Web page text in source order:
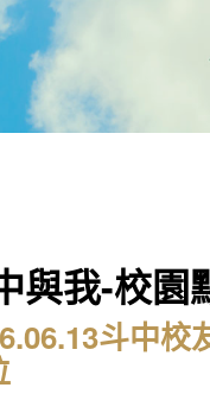
與我-校園
斗中校